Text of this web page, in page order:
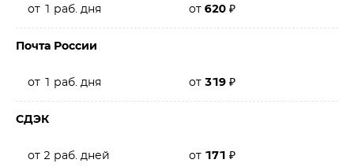
от 1 раб. дня от 620 ₽
Почта России
от 1 раб. дня от 319 ₽
СДЭК
от 2 раб. дней от 171 ₽